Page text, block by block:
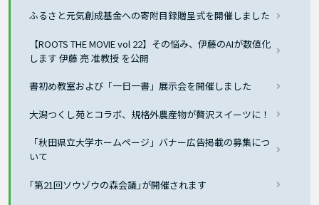
ふるさと元気創成基金への寄附目録贈呈式を開催しました
【ROOTS THE MOVIE vol 22】その悩み、伊藤のAIが数値化
します 伊藤 亮 准教授 を公開
書初め教室および「一日一書」展示会を開催しました
大潟つくし苑とコラボ、規格外農産物が贅沢スイーツに！
「秋田県立大学ホームページ」バナー広告掲載の募集につ
いて
｢第21回ソウゾウの森会議｣が開催されます